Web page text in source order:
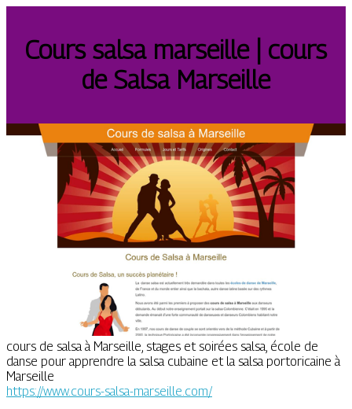
Cours salsa marseille | cours
de Salsa Marseille
cours de salsa à Marseille, stages et soirées salsa, école de
danse pour apprendre la salsa cubaine et la salsa portoricaine à
Marseille
https://www.cours-salsa-marseille.com/